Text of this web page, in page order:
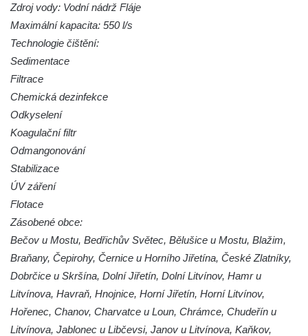
Rumburku
Dům čp. 99/4 na Lužickém náměstí v
Rumburku (tiskárna Heinricha Pfeifera)
Josef Meisel jun., tkalcovna a barevna u
Dolního Podluží
Mattoniho továrna v lázních Kyselka
Dům Stallburg v lázních Kyselka
Vilemínka (Vilemínin dvůr) v lázních
Kyselka
Jindřichův dvůr v lázních Kyselka
Altán v lázních Kyselka
Mattoniho vila v lázních Kyselka
Bývalý Štichlův Mlýn u Andělské Hory
Zdroj vody: Vodní nádrž Fláje
Maximální kapacita: 550 l/s
Technologie čištění:
Sedimentace
Filtrace
Chemická dezinfekce
Odkyselení
Koagulační filtr
Odmangonování
Stabilizace
ÚV záření
Flotace
Zásobené obce:
Bečov u Mostu, Bedřichův Světec, Bělušice u Mostu, Blažim,
Braňany, Čepirohy, Černice u Horního Jiřetína, České Zlatníky,
Dobrčice u Skršína, Dolní Jiřetín, Dolní Litvínov, Hamr u
Litvínova, Havraň, Hnojnice, Horní Jiřetín, Horní Litvínov,
Hořenec, Chanov, Charvatce u Loun, Chrámce, Chudeřín u
Litvínova, Jablonec u Libčevsi, Janov u Litvínova, Kaňkov,